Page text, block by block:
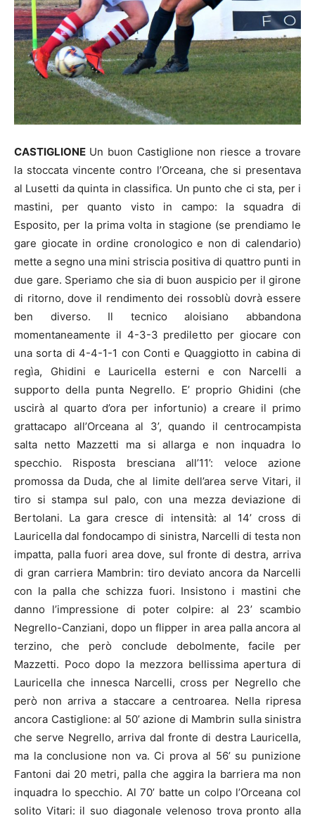
CASTIGLIONE Un buon Castiglione non riesce a trovare
la stoccata vincente contro l’Orceana, che si presentava
al Lusetti da quinta in classifica. Un punto che ci sta, per i
mastini, per quanto visto in campo: la squadra di
Esposito, per la prima volta in stagione (se prendiamo le
gare giocate in ordine cronologico e non di calendario)
mette a segno una mini striscia positiva di quattro punti in
due gare. Speriamo che sia di buon auspicio per il girone
di ritorno, dove il rendimento dei rossoblù dovrà essere
ben diverso. Il tecnico aloisiano abbandona
momentaneamente il 4-3-3 prediletto per giocare con
una sorta di 4-4-1-1 con Conti e Quaggiotto in cabina di
regìa, Ghidini e Lauricella esterni e con Narcelli a
supporto della punta Negrello. E’ proprio Ghidini (che
uscirà al quarto d’ora per infortunio) a creare il primo
grattacapo all’Orceana al 3’, quando il centrocampista
salta netto Mazzetti ma si allarga e non inquadra lo
specchio. Risposta bresciana all’11’: veloce azione
promossa da Duda, che al limite dell’area serve Vitari, il
tiro si stampa sul palo, con una mezza deviazione di
Bertolani. La gara cresce di intensità: al 14’ cross di
Lauricella dal fondocampo di sinistra, Narcelli di testa non
impatta, palla fuori area dove, sul fronte di destra, arriva
di gran carriera Mambrin: tiro deviato ancora da Narcelli
con la palla che schizza fuori. Insistono i mastini che
danno l’impressione di poter colpire: al 23’ scambio
Negrello-Canziani, dopo un flipper in area palla ancora al
terzino, che però conclude debolmente, facile per
Mazzetti. Poco dopo la mezzora bellissima apertura di
Lauricella che innesca Narcelli, cross per Negrello che
però non arriva a staccare a centroarea. Nella ripresa
ancora Castiglione: al 50’ azione di Mambrin sulla sinistra
che serve Negrello, arriva dal fronte di destra Lauricella,
ma la conclusione non va. Ci prova al 56’ su punizione
Fantoni dai 20 metri, palla che aggira la barriera ma non
inquadra lo specchio. Al 70’ batte un colpo l’Orceana col
solito Vitari: il suo diagonale velenoso trova pronto alla